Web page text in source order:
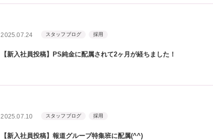
2025.07.24 スタッフブログ 採用
【新入社員投稿】PS純金に配属されて2ヶ月が経ちました！
2025.07.10 スタッフブログ 採用
【新入社員投稿】報道グループ特集班に配属(^^)